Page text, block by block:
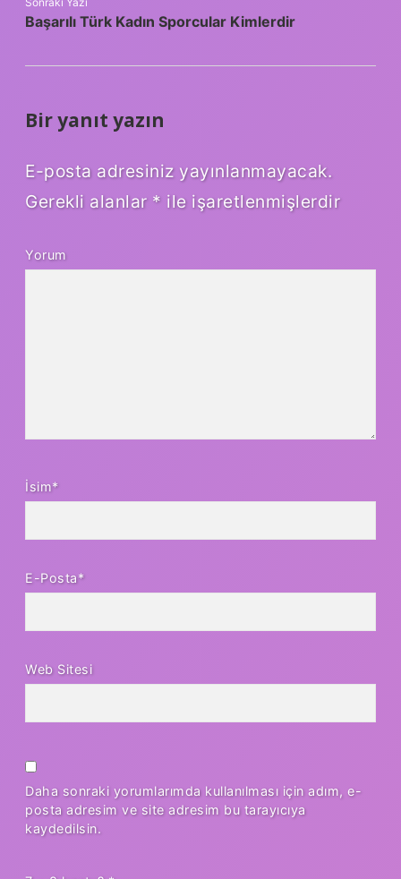
Başarılı Türk Kadın Sporcular Kimlerdir
Bir yanıt yazın
E-posta adresiniz yayınlanmayacak.
Gerekli alanlar * ile işaretlenmişlerdir
Yorum
İsim*
E-Posta*
Web Sitesi
Daha sonraki yorumlarımda kullanılması için adım, e-
posta adresim ve site adresim bu tarayıcıya
kaydedilsin.